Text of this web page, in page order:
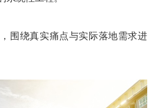
围绕真实痛点与实际落地需求进